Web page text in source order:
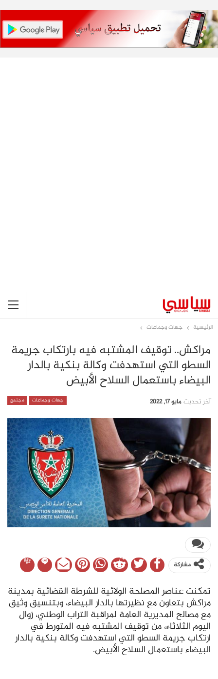
الرئيسية جهات وجماعات
مراكش.. توقيف المشتبه فيه بارتكاب جريمة
السطو التي استهدفت وكالة بنكية بالدار
البيضاء باستعمال السلاح الأبيض
جهات وجماعات مجتمع آخر تحديث مايو 17, 2022
مشاركة
تمكنت عناصر المصلحة الولائية للشرطة القضائية بمدينة
مراكش بتعاون مع نظيرتها بالدار البيضاء، وبتنسيق وثيق
مع مصالح المديرية العامة لمراقبة التراب الوطني، زوال
اليوم الثلاثاء، من توقيف المشتبه فيه المتورط في
ارتكاب جريمة السطو التي استهدفت وكالة بنكية بالدار
البيضاء باستعمال السلاح الأبيض.